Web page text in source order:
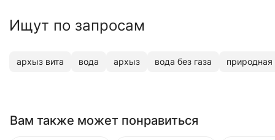
Ищут по запросам
архыз вита вода архыз вода без газа природная
Вам также может понравиться